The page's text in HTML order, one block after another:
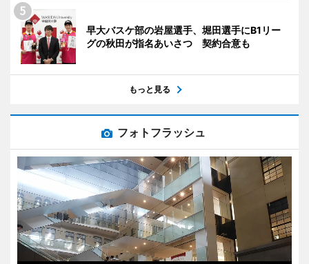
早大バスケ部の岩屋選手、堀田選手にB1リー
グの秋田が指名あいさつ 契約合意も
もっと見る
フォトフラッシュ